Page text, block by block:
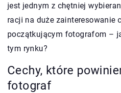
jest jednym z chętniej
racji na duże zainteresowanie
początkującym fotografom –
tym rynku?
Cechy, które
fotograf